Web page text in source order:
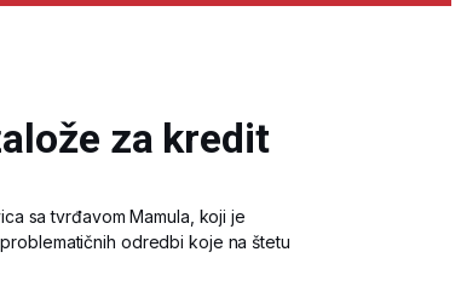
za kredit
sa tvrđavom Mamula, koji je
odredbi koje na štetu